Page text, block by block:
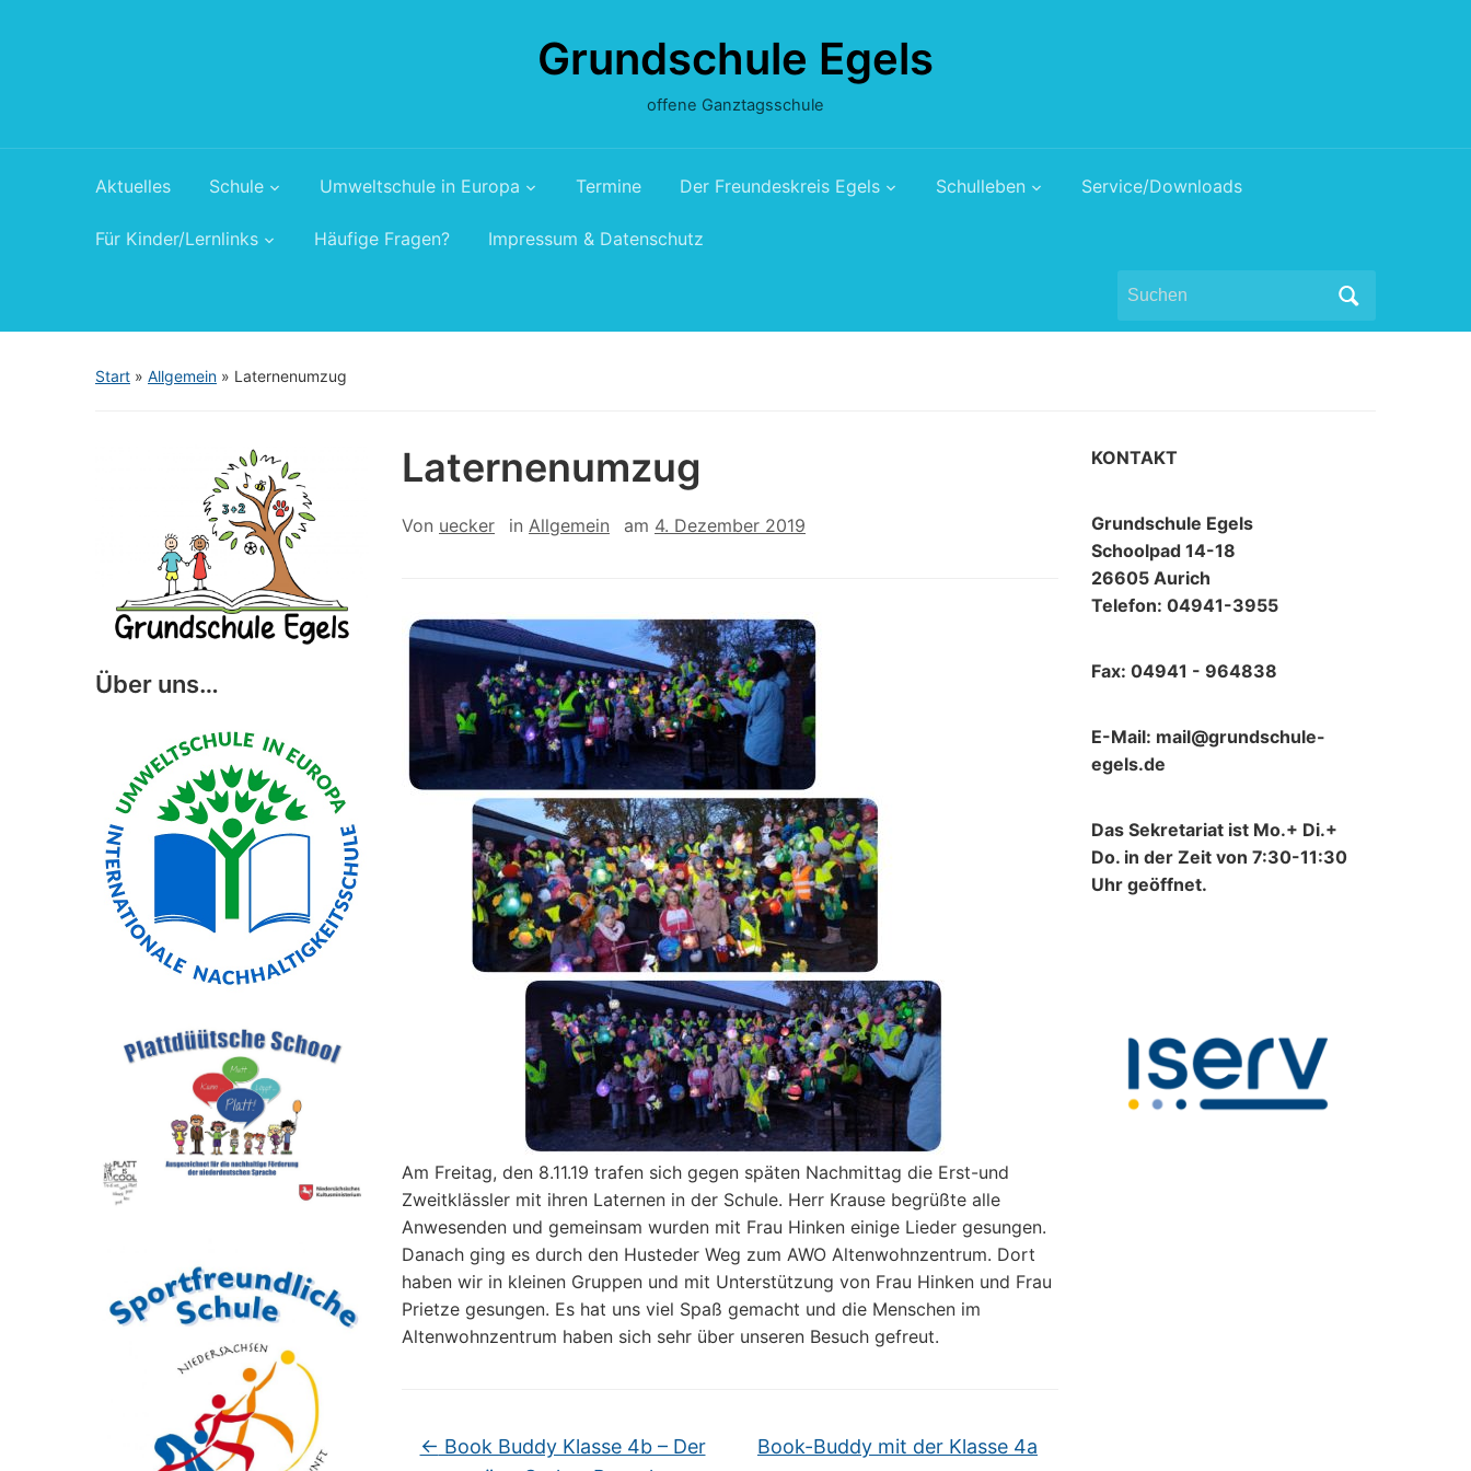
Grundschule Egels
offene Ganztagsschule
Aktuelles Schule Umweltschule in Europa Termine Der Freundeskreis Egels Schulleben Service/Downloads
Für Kinder/Lernlinks Häufige Fragen? Impressum & Datenschutz
Search
Start » Allgemein » Laternenumzug
Über uns…
Laternenumzug
Von uecker in Allgemein am 4. Dezember 2019
Am Freitag, den 8.11.19 trafen sich gegen späten Nachmittag die Erst-und
Zweitklässler mit ihren Laternen in der Schule. Herr Krause begrüßte alle
Anwesenden und gemeinsam wurden mit Frau Hinken einige Lieder gesungen.
Danach ging es durch den Husteder Weg zum AWO Altenwohnzentrum. Dort
haben wir in kleinen Gruppen und mit Unterstützung von Frau Hinken und Frau
Prietze gesungen. Es hat uns viel Spaß gemacht und die Menschen im
Altenwohnzentrum haben sich sehr über unseren Besuch gefreut.
← Book Buddy Klasse 4b – Der
Book-Buddy mit der Klasse 4a
KONTAKT
Grundschule Egels
Schoolpad 14-18
26605 Aurich
Telefon: 04941-3955
Fax: 04941 - 964838
E-Mail: mail@grundschule-
egels.de
Das Sekretariat ist Mo.+ Di.+
Do. in der Zeit von 7:30-11:30
Uhr geöffnet.